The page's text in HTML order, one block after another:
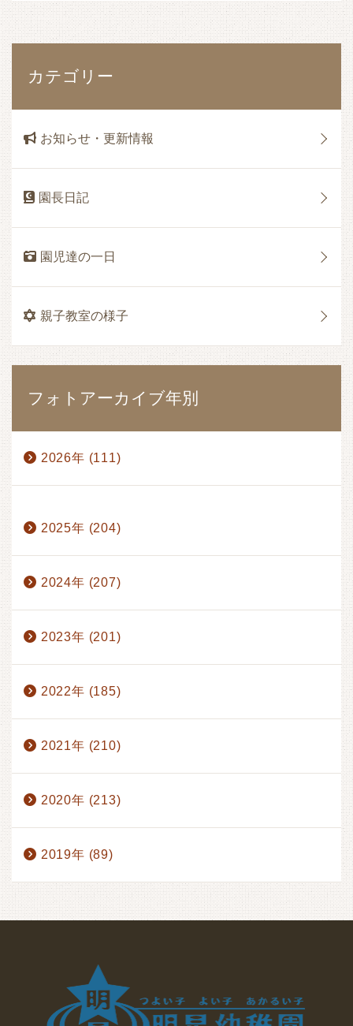
カテゴリー
お知らせ・更新情報
園長日記
園児達の一日
親子教室の様子
フォトアーカイブ年別
2026年 (111)
2025年 (204)
2024年 (207)
2023年 (201)
2022年 (185)
2021年 (210)
2020年 (213)
2019年 (89)